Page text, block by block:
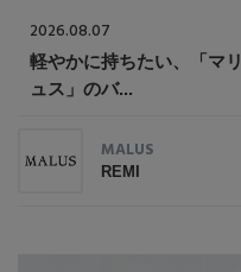
2026.08.07
軽やかに持ちたい、「マリ
ュス」のバ...
MALUS
REMI